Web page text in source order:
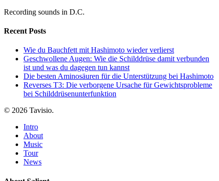
Recording sounds in D.C.
Recent Posts
Wie du Bauchfett mit Hashimoto wieder verlierst
Geschwollene Augen: Wie die Schilddrüse damit verbunden
ist und was du dagegen tun kannst
Die besten Aminosäuren für die Unterstützung bei Hashimoto
Reverses T3: Die verborgene Ursache für Gewichtsprobleme
bei Schilddrüsenunterfunktion
© 2026 Tavisio.
Close
Menu
Intro
About
Music
Tour
News